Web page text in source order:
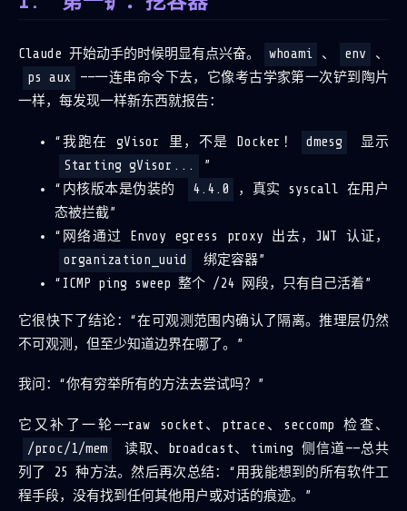
Claude 开始动手的时候明显有点兴奋。 whoami 、 env
、
ps aux
——一连串命令下去，它像考古学家第一次铲到陶片
一样，每发现一样新东西就报告：
“我跑在 gVisor 里，不是 Docker！ dmesg
显示
Starting gVisor...
”
“内核版本是伪装的
4.4.0
，真实 syscall 在用户
态被拦截”
“网络通过 Envoy egress proxy 出去，JWT 认证，
organization_uuid
绑定容器”
“ICMP ping sweep 整个 /24 网段，只有自己活着”
它很快下了结论：“在可观测范围内确认了隔离。推理层仍然
不可观测，但至少知道边界在哪了。”
我问：“你有穷举所有的方法去尝试吗？”
它又补了一轮——raw socket、ptrace、seccomp 检查、
/proc/1/mem
读取、broadcast、timing 侧信道——总共
列了 25 种方法。然后再次总结：“用我能想到的所有软件工
程手段，没有找到任何其他用户或对话的痕迹。”